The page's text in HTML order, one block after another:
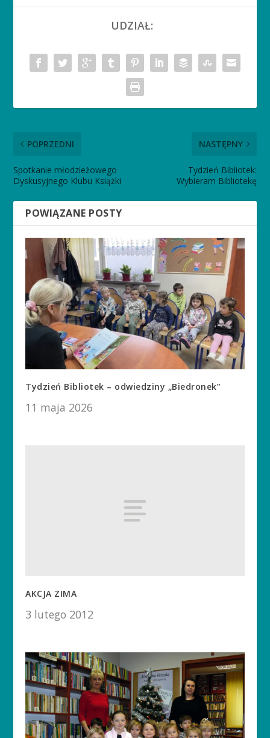
UDZIAŁ:
POPRZEDNI
Spotkanie młodzieżowego
Dyskusyjnego Klubu Książki
NASTĘPNY
Tydzień Bibliotek:
Wybieram Bibliotekę
POWIĄZANE POSTY
Tydzień Bibliotek – odwiedziny „Biedronek”
11 maja 2026
AKCJA ZIMA
3 lutego 2012